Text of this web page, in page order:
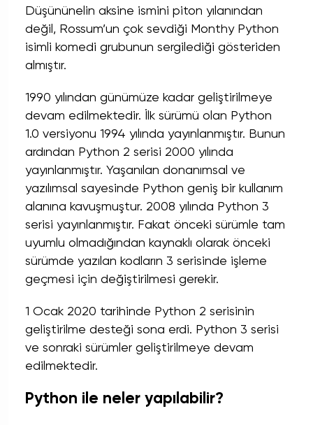
Düşününelin aksine ismini piton yılanından
değil, Rossum’un çok sevdiği Monthy Python
isimli komedi grubunun sergilediği gösteriden
almıştır.
1990 yılından günümüze kadar geliştirilmeye
devam edilmektedir. İlk sürümü olan Python
1.0 versiyonu 1994 yılında yayınlanmıştır. Bunun
ardından Python 2 serisi 2000 yılında
yayınlanmıştır. Yaşanılan donanımsal ve
yazılımsal sayesinde Python geniş bir kullanım
alanına kavuşmuştur. 2008 yılında Python 3
serisi yayınlanmıştır. Fakat önceki sürümle tam
uyumlu olmadığından kaynaklı olarak önceki
sürümde yazılan kodların 3 serisinde işleme
geçmesi için değiştirilmesi gerekir.
1 Ocak 2020 tarihinde Python 2 serisinin
geliştirilme desteği sona erdi. Python 3 serisi
ve sonraki sürümler geliştirilmeye devam
edilmektedir.
Python ile neler yapılabilir?